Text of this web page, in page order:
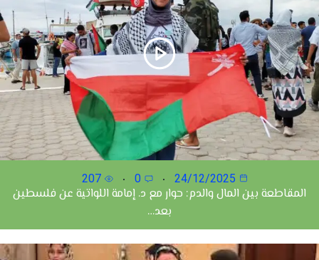
24/12/2025
0
207
المقاطعة بين المال والدم: حوار مع د. إمامة اللواتية عن فلسطين
بعد…